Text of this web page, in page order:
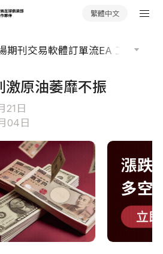
繁體中文
期刊交易軟體訂單流EA 工具庫
激原油萎靡不振
21日
04日